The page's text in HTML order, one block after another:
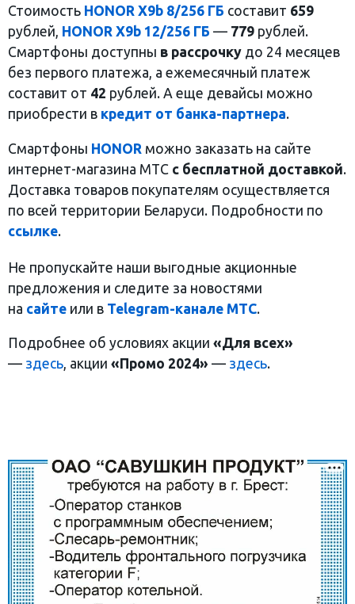
Стоимость HONOR X9b 8/256 ГБ составит 659
рублей, HONOR X9b 12/256 ГБ — 779 рублей.
Смартфоны доступны в рассрочку до 24 месяцев
без первого платежа, а ежемесячный платеж
составит от 42 рублей. А еще девайсы можно
приобрести в кредит от банка-партнера.
Смартфоны HONOR можно заказать на сайте
интернет-магазина МТС с бесплатной доставкой.
Доставка товаров покупателям осуществляется
по всей территории Беларуси. Подробности по
ссылке.
Не пропускайте наши выгодные акционные
предложения и следите за новостями
на сайте или в Telegram-канале МТС.
Подробнее об условиях акции «Для всех»
— здесь, акции «Промо 2024» — здесь.